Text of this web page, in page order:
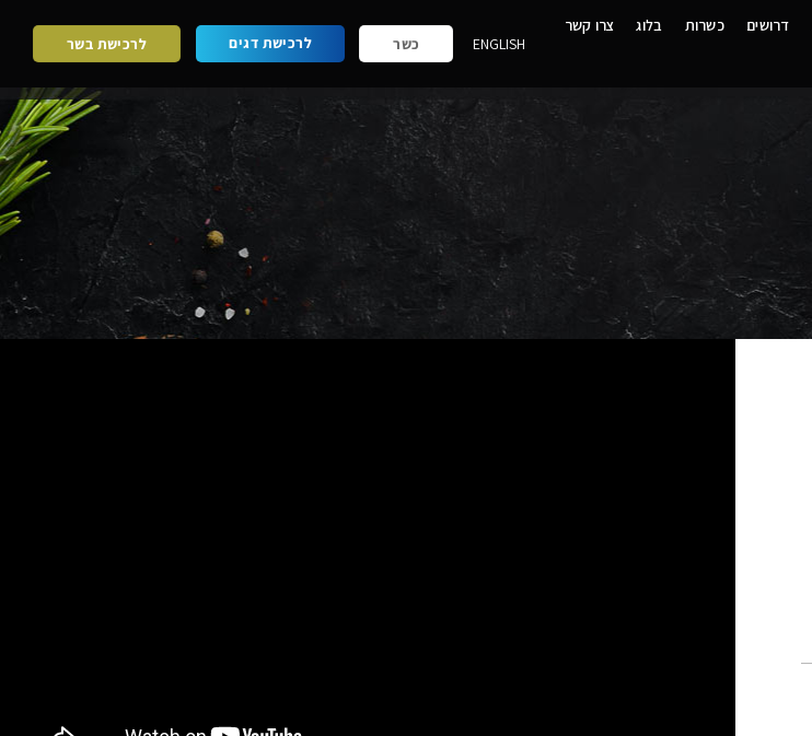
דרושים כשרות בלוג צרו קשר
ENGLISH כשר לרכישת דגים לרכישת בשר